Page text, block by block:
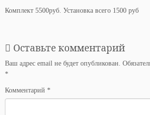
Комплект 5500руб. Установка всего 1500 руб
Оставьте комментарий
Ваш адрес email не будет опубликован.
*
Комментарий *